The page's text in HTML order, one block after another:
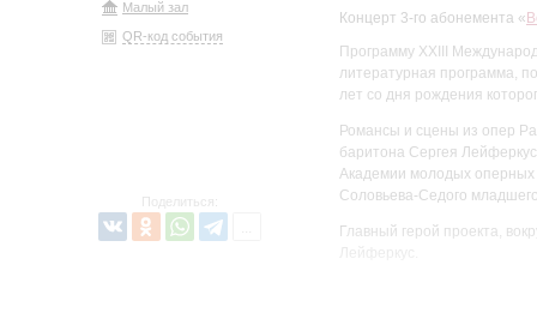
Малый зал
QR-код события
Поделиться:
Концерт 3-го абонемента «
Программу XXIII
литературная программа,
лет со дня рождения
Романсы и сцены из опер
баритона Сергея
Академии молодых оперных
Соловьева-Седого
Главный герой проекта,